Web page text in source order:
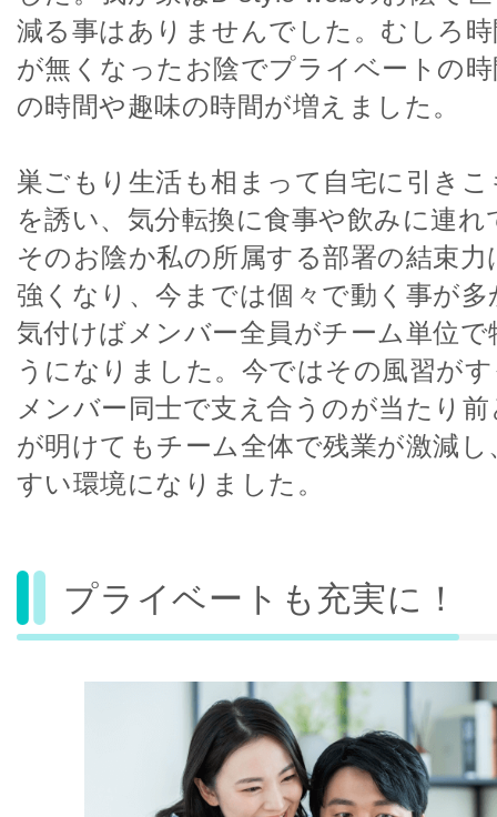
減る事はありませんでした。むしろ
が無くなったお陰でプライベートの
の時間や趣味の時間が増えました。
巣ごもり生活も相まって自宅に引き
を誘い、気分転換に食事や飲みに連
そのお陰か私の所属する部署の結束
強くなり、今までは個々で動く事が
気付けばメンバー全員がチーム単位
うになりました。今ではその風習が
メンバー同士で支え合うのが当たり
が明けてもチーム全体で残業が激減
すい環境になりました。
プライベートも充実に！